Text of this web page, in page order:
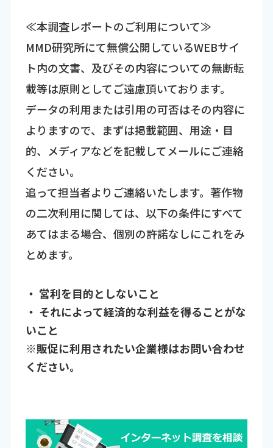
≪本調査レポートのご利用について≫
MMD研究所にて無償公開しているWEBサイ
ト内の文書、及びその内容についての無断転
載等は原則としてご遠慮頂いております。
データの利用または引用の可否はその内容に
よりますので、まずは掲載範囲、用途・目
的、メディアなどを記載してメールにご連絡
ください。
追って担当者よりご連絡いたします。著作物
の二次利用に関しては、以下の条件にすべて
あてはまる場合、個別の許諾なしにこれをみ
とめます。
・ 営利を目的としないこと
・ それによって経済的な利益を得ることがな
いこと
※販促に利用されたい企業様はお問い合わせ
ください。